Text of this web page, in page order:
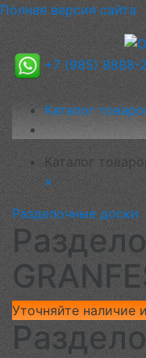
Полная версия сайта
+7 (985) 8888-
Каталог
Каталог
×
Разделочные доски
Уточняйте наличие